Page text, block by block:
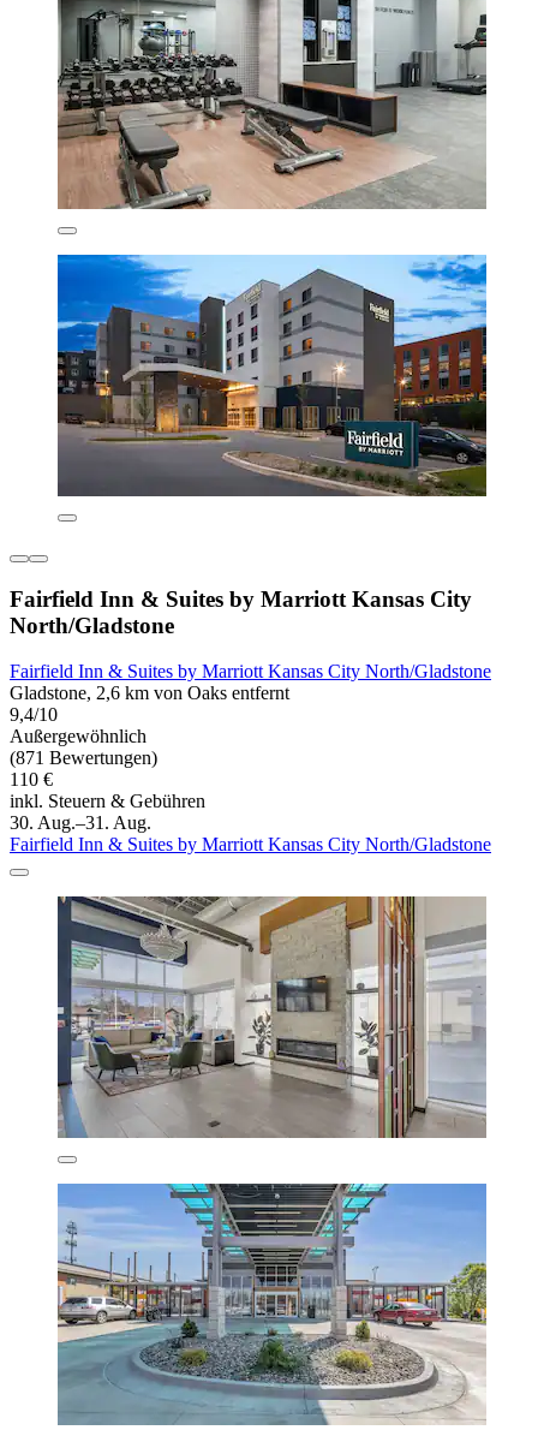
Fairfield Inn & Suites by Marriott Kansas City
North/Gladstone
Fairfield Inn & Suites by Marriott Kansas City North/Gladstone
Gladstone, 2,6 km von Oaks entfernt
9,4/10
Außergewöhnlich
(871 Bewertungen)
110 €
inkl. Steuern & Gebühren
30. Aug.–31. Aug.
Fairfield Inn & Suites by Marriott Kansas City North/Gladstone